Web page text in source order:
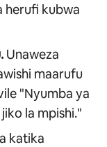
herufi kubwa
Unaweza
maarufu
"Nyumba ya
la mpishi."
katika